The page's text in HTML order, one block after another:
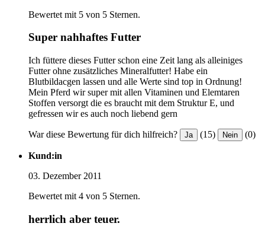
Bewertet mit 5 von 5 Sternen.
Super nahhaftes Futter
Ich füttere dieses Futter schon eine Zeit lang als alleiniges
Futter ohne zusätzliches Mineralfutter! Habe ein
Blutbildacgen lassen und alle Werte sind top in Ordnung!
Mein Pferd wir super mit allen Vitaminen und Elemtaren
Stoffen versorgt die es braucht mit dem Struktur E, und
gefressen wir es auch noch liebend gern
War diese Bewertung für dich hilfreich? Ja (15) Nein (0)
Kund:in
03. Dezember 2011
Bewertet mit 4 von 5 Sternen.
herrlich aber teuer.